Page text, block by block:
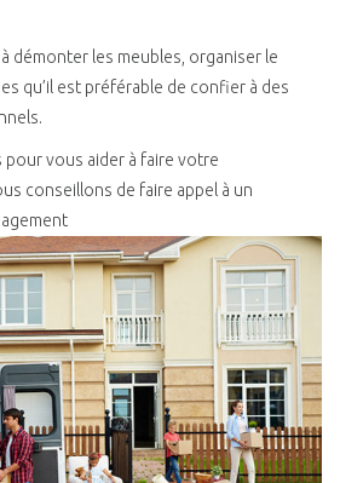
démonter les meubles, organiser le
qu’il est préférable de confier à des
pour vous aider à faire votre
conseillons de faire appel à un